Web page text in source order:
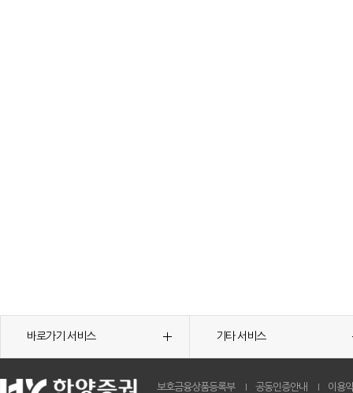
바로가기 서비스 기타 서비스
보호금융상품등록부 공동인증안내 이용